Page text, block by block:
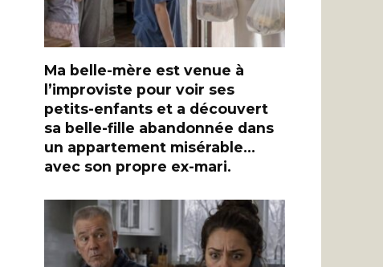
Ma belle-mère est venue à
l’improviste pour voir ses
petits-enfants et a découvert
sa belle-fille abandonnée dans
un appartement misérable…
avec son propre ex-mari.